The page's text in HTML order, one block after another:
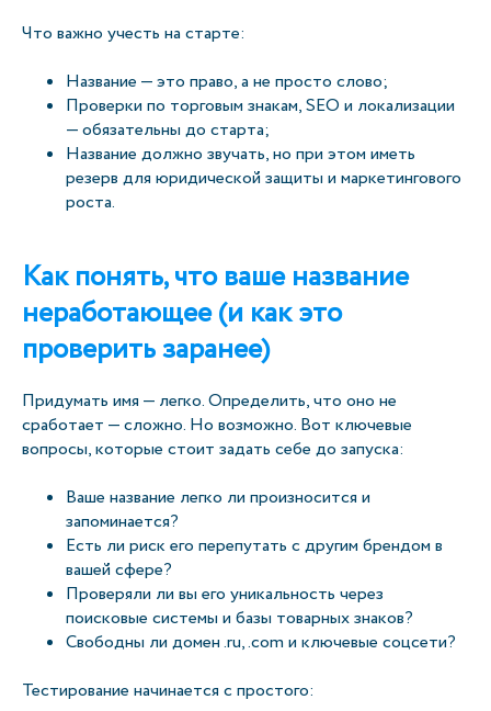
Что важно учесть на старте:
Название — это право, а не просто слово;
Проверки по торговым знакам, SEO и локализации
— обязательны до старта;
Название должно звучать, но при этом иметь
резерв для юридической защиты и маркетингового
роста.
Как понять, что ваше название
неработающее (и как это
проверить заранее)
Придумать имя — легко. Определить, что оно не
сработает — сложно. Но возможно. Вот ключевые
вопросы, которые стоит задать себе до запуска:
Ваше название легко ли произносится и
запоминается?
Есть ли риск его перепутать с другим брендом в
вашей сфере?
Проверяли ли вы его уникальность через
поисковые системы и базы товарных знаков?
Свободны ли домен .ru, .com и ключевые соцсети?
Тестирование начинается с простого: